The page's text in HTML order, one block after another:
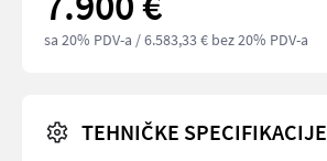
sa 20% PDV-a / 6.583,33 € bez 20% PDV-a
TEHNIČKE SPECIFIKACIJE